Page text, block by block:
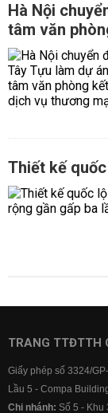
Hà Nội
tâm văn
Thiết kế
TRANG TTĐTTH
Giấy phép số 3324/
Lầu 5 - Compa
Chi nhánh: Số 5 - Khu